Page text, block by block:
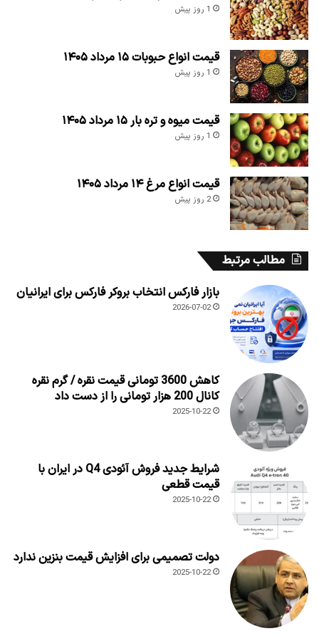
1 روز پیش
قیمت انواع حبوبات ۱۵ مرداد ۱۴۰۵
1 روز پیش
قیمت میوه و تره بار ۱۵ مرداد ۱۴۰۵
1 روز پیش
قیمت انواع مرغ ۱۴ مرداد ۱۴۰۵
2 روز پیش
مطالب مرتبط
بازار فارکس انتخاب بروکر فارکس برای ایرانیان
2026-07-02
کاهش 3600 تومانی قیمت نقره / گرم نقره
کانال 200 هزار تومانی را از دست داد
2025-10-22
شرایط جدید فروش آئودی Q4 در ایران با
قیمت قطعی
2025-10-22
دولت تصمیمی برای افزایش قیمت بنزین ندارد
2025-10-22